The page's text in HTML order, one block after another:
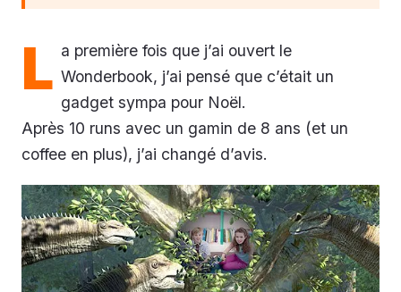
L a première fois que j’ai ouvert le
Wonderbook, j’ai pensé que c’était un
gadget sympa pour Noël.
Après 10 runs avec un gamin de 8 ans (et un
coffee en plus), j’ai changé d’avis.